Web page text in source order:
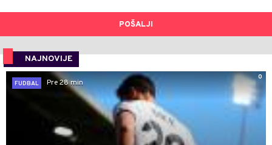
POŠALJI
NAJNOVIJE
0
FUDBAL
Pre 28 min